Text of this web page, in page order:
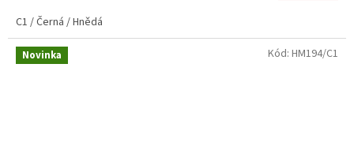
C1 / Černá / Hnědá
Novinka Kód: HM194/C1